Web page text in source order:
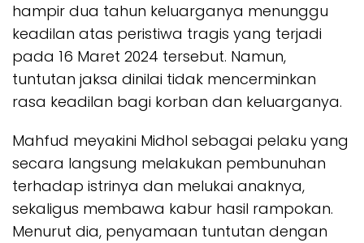
hampir dua tahun keluarganya menunggu
keadilan atas peristiwa tragis yang terjadi
pada 16 Maret 2024 tersebut. Namun,
tuntutan jaksa dinilai tidak mencerminkan
rasa keadilan bagi korban dan keluarganya.
Mahfud meyakini Midhol sebagai pelaku yang
secara langsung melakukan pembunuhan
terhadap istrinya dan melukai anaknya,
sekaligus membawa kabur hasil rampokan.
Menurut dia, penyamaan tuntutan dengan